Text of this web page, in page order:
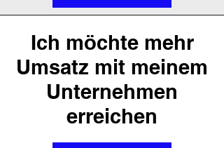
Ich möchte mehr
Umsatz mit meinem
Unternehmen
erreichen